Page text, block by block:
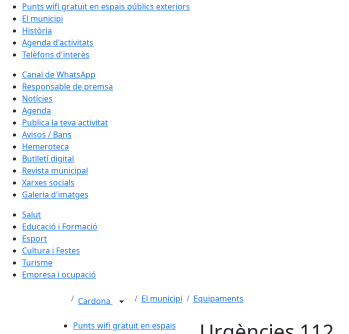
Punts wifi gratuït en espais públics exteriors
El municipi
Història
Agenda d'activitats
Telèfons d'interès
Canal de WhatsApp
Responsable de premsa
Notícies
Agenda
Publica la teva activitat
Avisos / Bans
Hemeroteca
Butlletí digital
Revista municipal
Xarxes socials
Galeria d'imatges
Salut
Educació i Formació
Esport
Cultura i Festes
Turisme
Empresa i ocupació
Cardona El municipi Equipaments
Punts wifi gratuït en espais